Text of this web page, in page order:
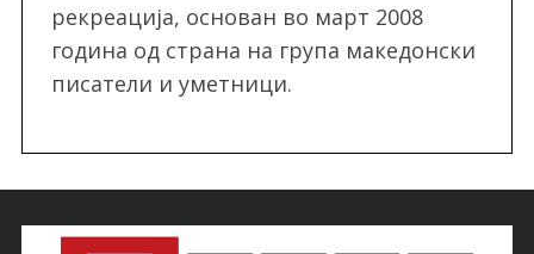
рекреација, oснован во март 2008
година од страна на група македонски
писатели и уметници.